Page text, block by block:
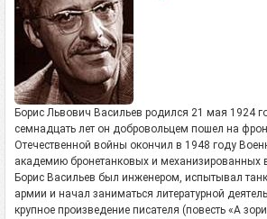
Борис Львович Васильев родился 21 мая 1924
семнадцать лет он добровольцем пошел на
Отечественной войны окончил в 1948 году
академию бронетанковых и механизированных
Борис Васильев был инженером, испытывал
армии и начал заниматься литературной
крупное произведение писателя (повесть «А